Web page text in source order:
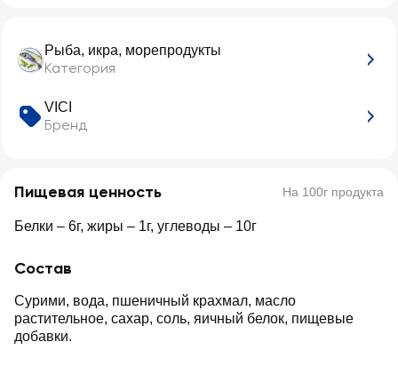
Рыба, икра, морепродукты
Категория
VICI
Бренд
Пищевая ценность На 100г продукта
Белки – 6г, жиры – 1г, углеводы – 10г
Состав
Сурими, вода, пшеничный крахмал, масло
растительное, сахар, соль, яичный белок, пищевые
добавки.